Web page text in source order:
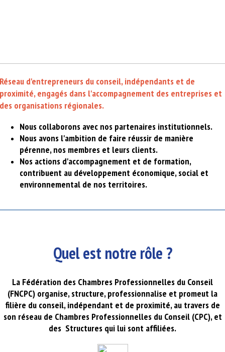
d'entrepreneurs du conseil, indépendants et de
engagés dans l'accompagnement des entreprises et
organisations régionales.
Nous collaborons avec nos partenaires institutionnels.
Nous avons l'ambition de faire réussir de manière
pérenne, nos membres et leurs clients.
Nos actions d'accompagnement et de formation,
contribuent au développement économique, social et
environnemental de nos territoires.
Quel est notre rôle ?
La Fédération des Chambres Professionnelles du Conseil
(FNCPC) organise, structure, professionnalise et promeut la
filière du conseil, indépendant et de proximité, au travers de
son réseau de Chambres Professionnelles du Conseil (CPC), et
des Structures qui lui sont affiliées.